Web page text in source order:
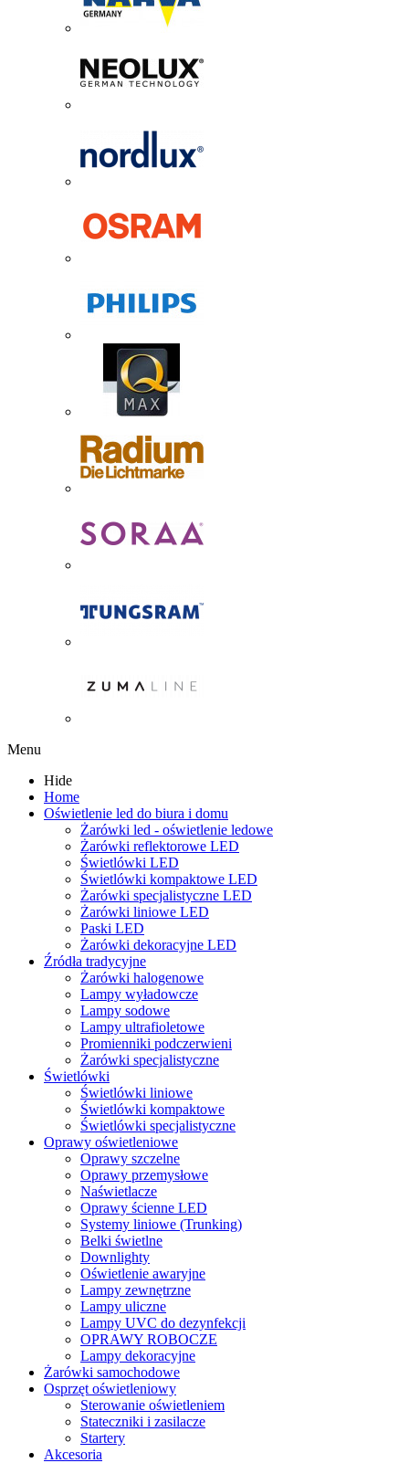
Menu
Hide
Home
Oświetlenie led do biura i domu
Żarówki led - oświetlenie ledowe
Żarówki reflektorowe LED
Świetlówki LED
Świetlówki kompaktowe LED
Żarówki specjalistyczne LED
Żarówki liniowe LED
Paski LED
Żarówki dekoracyjne LED
Źródła tradycyjne
Żarówki halogenowe
Lampy wyładowcze
Lampy sodowe
Lampy ultrafioletowe
Promienniki podczerwieni
Żarówki specjalistyczne
Świetlówki
Świetlówki liniowe
Świetlówki kompaktowe
Świetlówki specjalistyczne
Oprawy oświetleniowe
Oprawy szczelne
Oprawy przemysłowe
Naświetlacze
Oprawy ścienne LED
Systemy liniowe (Trunking)
Belki świetlne
Downlighty
Oświetlenie awaryjne
Lampy zewnętrzne
Lampy uliczne
Lampy UVC do dezynfekcji
OPRAWY ROBOCZE
Lampy dekoracyjne
Żarówki samochodowe
Osprzęt oświetleniowy
Sterowanie oświetleniem
Stateczniki i zasilacze
Startery
Akcesoria